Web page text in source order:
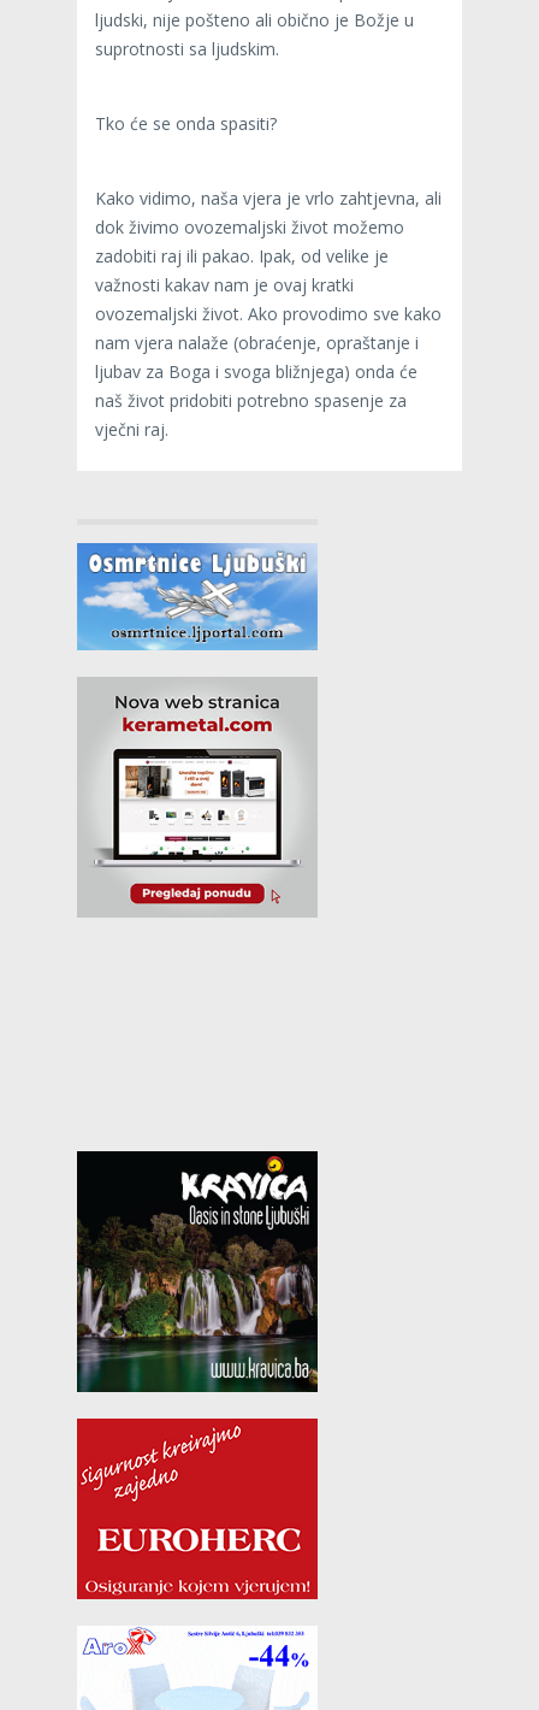
ljudski, nije pošteno ali obično je Božje u
suprotnosti sa ljudskim.
Tko će se onda spasiti?
Kako vidimo, naša vjera je vrlo zahtjevna, ali
dok živimo ovozemaljski život možemo
zadobiti raj ili pakao. Ipak, od velike je
važnosti kakav nam je ovaj kratki
ovozemaljski život. Ako provodimo sve kako
nam vjera nalaže (obraćenje, opraštanje i
ljubav za Boga i svoga bližnjega) onda će
naš život pridobiti potrebno spasenje za
vječni raj.